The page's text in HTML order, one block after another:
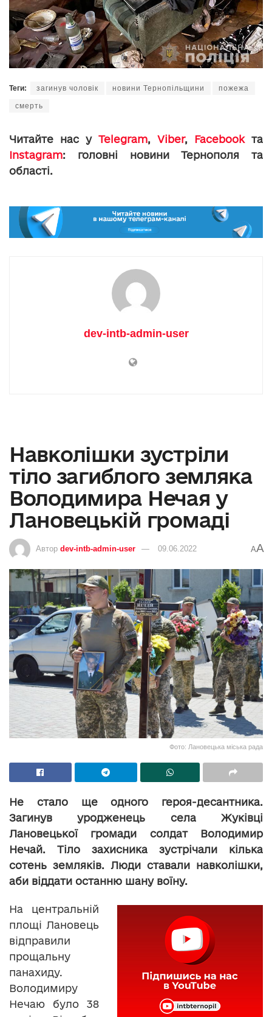
Теги: загинув чоловік новини Тернопільщини пожежа
смерть
Читайте нас у Telegram, Viber, Facebookта
Instagram: головні новини Тернополя та
області.
dev-intb-admin-user
Навколішки зустріли
тіло загиблого земляка
Володимира Нечая у
Лановецькій громаді
Автор dev-intb-admin-user 09.06.2022 AA
Фото: Лановецька міська рада
Не стало ще одного героя-десантника.
Загинув уродженець села Жуківці
Лановецької громади солдат Володимир
Нечай. Тіло захисника зустрічали кілька
сотень земляків. Люди ставали навколішки,
аби віддати останню шану воїну.
На центральній
площі Лановець
відправили
прощальну
панахиду.
Володимиру
Нечаю було 38